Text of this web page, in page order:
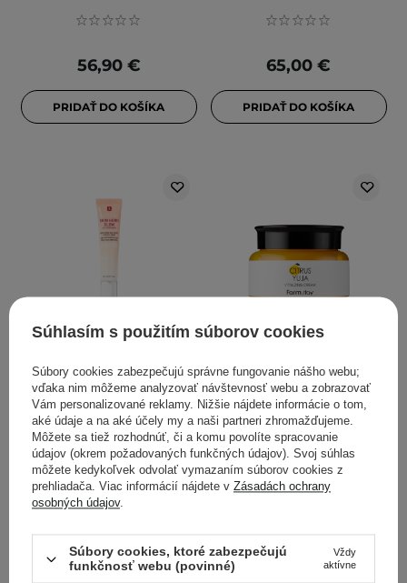
56,90 €
PRIDAŤ DO KOŠÍKA
65,00 €
PRIDAŤ DO KOŠÍKA
- Skrášľujúci krém na tvár
- 40ml
59,00 €
PRIDAŤ DO KOŠÍKA
Vitalizing Cream -
Revitalizačný krém na
tvár s extraktom z yuzu -
100 g
4
PRIDAŤ DO KOŠÍKA
Súhlasím s použitím súborov cookies
Súbory cookies zabezpečujú správne fungovanie nášho webu;
vďaka nim môžeme analyzovať návštevnosť webu a zobrazovať
Vám personalizované reklamy. Nižšie nájdete informácie o tom,
aké údaje a na aké účely my a naši partneri zhromažďujeme.
Môžete sa tiež rozhodnúť, či a komu povolíte spracovanie
údajov (okrem požadovaných funkčných údajov). Svoj súhlas
môžete kedykoľvek odvolať vymazaním súborov cookies z
prehliadača. Viac informácií nájdete v Zásadách ochrany
osobných údajov.
Súbory cookies, ktoré zabezpečujú
funkčnosť webu (povinné)
Vždy
aktívne